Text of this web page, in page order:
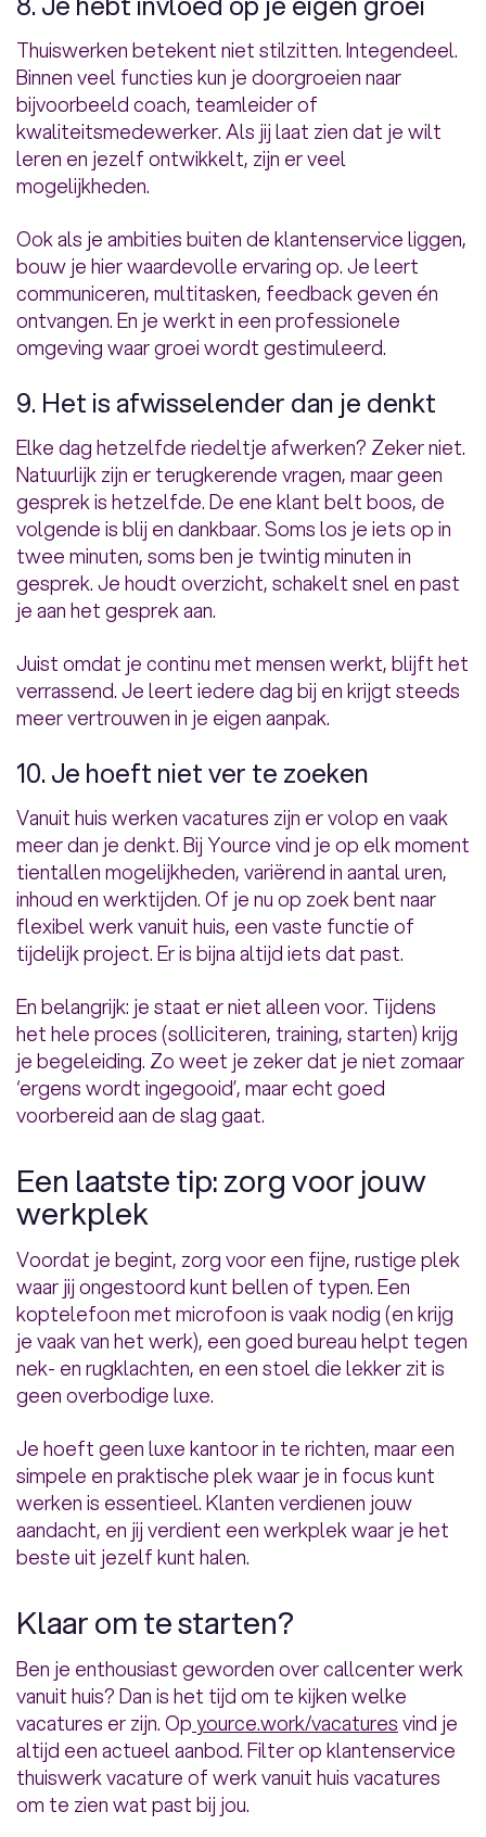
Thuiswerken betekent niet stilzitten. Integendeel.
Binnen veel functies kun je doorgroeien naar
bijvoorbeeld coach, teamleider of
kwaliteitsmedewerker. Als jij laat zien dat je wilt
leren en jezelf ontwikkelt, zijn er veel
mogelijkheden.
Ook als je ambities buiten de klantenservice liggen,
bouw je hier waardevolle ervaring op. Je leert
communiceren, multitasken, feedback geven én
ontvangen. En je werkt in een professionele
omgeving waar groei wordt gestimuleerd.
9. Het is afwisselender dan je denkt
Elke dag hetzelfde riedeltje afwerken? Zeker niet.
Natuurlijk zijn er terugkerende vragen, maar geen
gesprek is hetzelfde. De ene klant belt boos, de
volgende is blij en dankbaar. Soms los je iets op in
twee minuten, soms ben je twintig minuten in
gesprek. Je houdt overzicht, schakelt snel en past
je aan het gesprek aan.
Juist omdat je continu met mensen werkt, blijft het
verrassend. Je leert iedere dag bij en krijgt steeds
meer vertrouwen in je eigen aanpak.
10. Je hoeft niet ver te zoeken
Vanuit huis werken vacatures zijn er volop en vaak
meer dan je denkt. Bij Yource vind je op elk moment
tientallen mogelijkheden, variërend in aantal uren,
inhoud en werktijden. Of je nu op zoek bent naar
flexibel werk vanuit huis, een vaste functie of
tijdelijk project. Er is bijna altijd iets dat past.
En belangrijk: je staat er niet alleen voor. Tijdens
het hele proces (solliciteren, training, starten) krijg
je begeleiding. Zo weet je zeker dat je niet zomaar
‘ergens wordt ingegooid’, maar echt goed
voorbereid aan de slag gaat.
Een laatste tip: zorg voor jouw
werkplek
Voordat je begint, zorg voor een fijne, rustige plek
waar jij ongestoord kunt bellen of typen. Een
koptelefoon met microfoon is vaak nodig (en krijg
je vaak van het werk), een goed bureau helpt tegen
nek- en rugklachten, en een stoel die lekker zit is
geen overbodige luxe.
Je hoeft geen luxe kantoor in te richten, maar een
simpele en praktische plek waar je in focus kunt
werken is essentieel. Klanten verdienen jouw
aandacht, en jij verdient een werkplek waar je het
beste uit jezelf kunt halen.
Klaar om te starten?
Ben je enthousiast geworden over callcenter werk
vanuit huis? Dan is het tijd om te kijken welke
vacatures er zijn. Opyource.work/vacaturesvind je
altijd een actueel aanbod. Filter op klantenservice
thuiswerk vacature of werk vanuit huis vacatures
om te zien wat past bij jou.